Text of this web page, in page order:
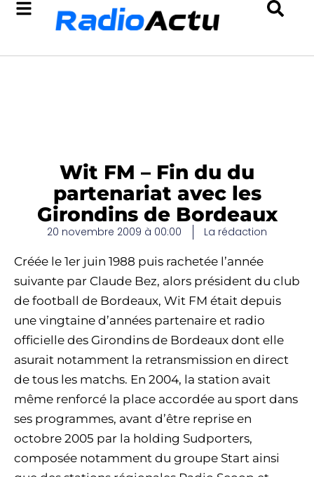
Wit FM – Fin du du
partenariat avec les
Girondins de Bordeaux
20 novembre 2009 à 00:00 La rédaction
Créée le 1er juin 1988 puis rachetée l’année
suivante par Claude Bez, alors président du club
de football de Bordeaux, Wit FM était depuis
une vingtaine d’années partenaire et radio
officielle des Girondins de Bordeaux dont elle
asurait notamment la retransmission en direct
de tous les matchs. En 2004, la station avait
même renforcé la place accordée au sport dans
ses programmes, avant d’être reprise en
octobre 2005 par la holding Sudporters,
composée notamment du groupe Start ainsi